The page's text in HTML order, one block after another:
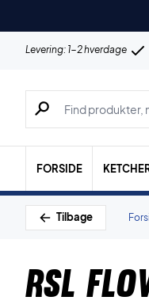
Levering: 1-2 hverdage
Søg efter
FORSIDE
Tilbage
RSL